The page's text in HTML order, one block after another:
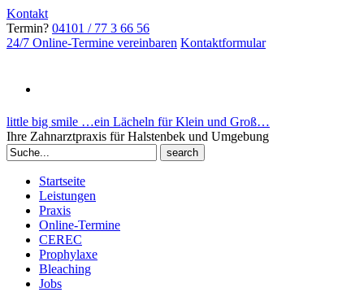
Kontakt
Termin? 04101 / 77 3 66 56
24/7 Online-Termine vereinbaren Kontaktformular
little big smile …ein Lächeln für Klein und Groß…
Ihre Zahnarztpraxis für Halstenbek und Umgebung
Search
for:
Startseite
Leistungen
Praxis
Online-Termine
CEREC
Prophylaxe
Bleaching
Jobs